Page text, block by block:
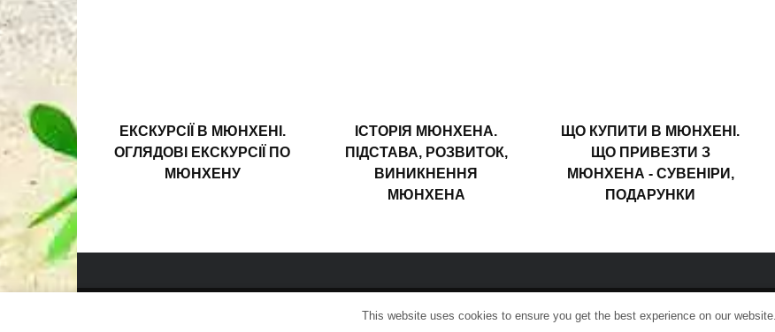
ЕКСКУРСІЇ В МЮНХЕНІ.
ОГЛЯДОВІ ЕКСКУРСІЇ ПО
МЮНХЕНУ
ІСТОРІЯ МЮНХЕНА.
ПІДСТАВА, РОЗВИТОК,
ВИНИКНЕННЯ
МЮНХЕНА
ЩО КУПИТИ В МЮНХЕНІ.
ЩО ПРИВЕЗТИ З
МЮНХЕНА - СУВЕНІРИ,
ПОДАРУНКИ
This website uses cookies to ensure you get the best experience on our website.